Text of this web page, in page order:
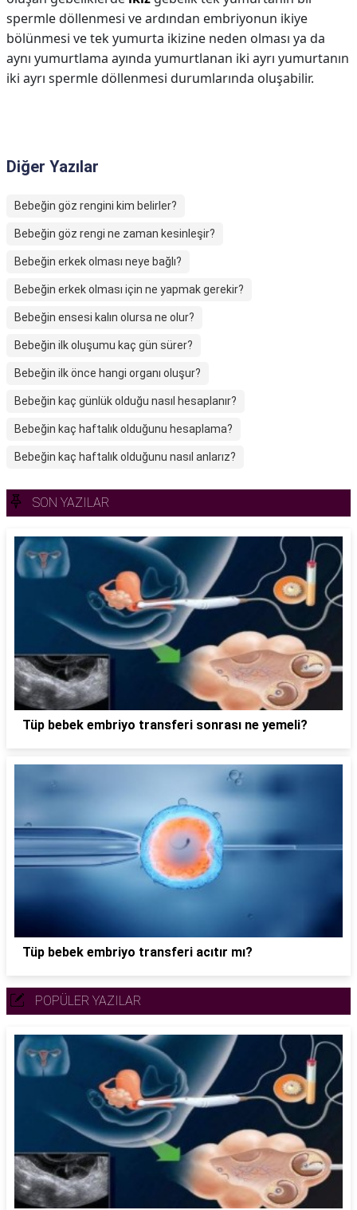
spermle döllenmesi ve ardından embriyonun ikiye
bölünmesi ve tek yumurta ikizine neden olması ya da
aynı yumurtlama ayında yumurtlanan iki ayrı yumurtanın
iki ayrı spermle döllenmesi durumlarında oluşabilir.
Diğer Yazılar
Bebeğin göz rengini kim belirler?
Bebeğin göz rengi ne zaman kesinleşir?
Bebeğin erkek olması neye bağlı?
Bebeğin erkek olması için ne yapmak gerekir?
Bebeğin ensesi kalın olursa ne olur?
Bebeğin ilk oluşumu kaç gün sürer?
Bebeğin ilk önce hangi organı oluşur?
Bebeğin kaç günlük olduğu nasıl hesaplanır?
Bebeğin kaç haftalık olduğunu hesaplama?
Bebeğin kaç haftalık olduğunu nasıl anlarız?
SON YAZILAR
Tüp bebek embriyo transferi sonrası ne yemeli?
Tüp bebek embriyo transferi acıtır mı?
POPÜLER YAZILAR